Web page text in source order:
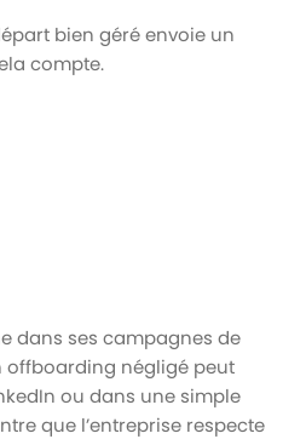
bien géré envoie un
compte.
dans ses campagnes de
offboarding négligé peut
ou dans une simple
que l’entreprise respecte